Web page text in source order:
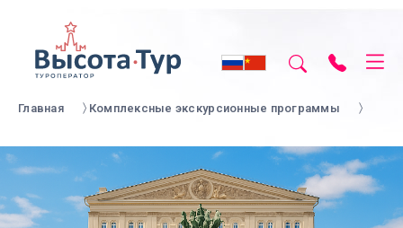
Главная Комплексные экскурсионные программы